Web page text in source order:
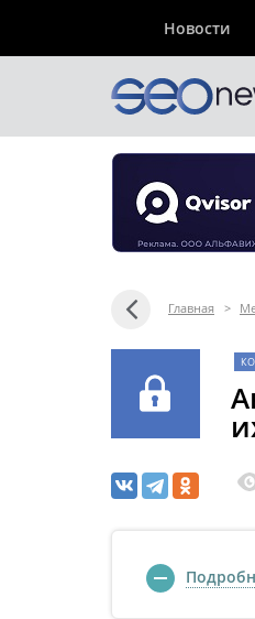
Новости
Главная >